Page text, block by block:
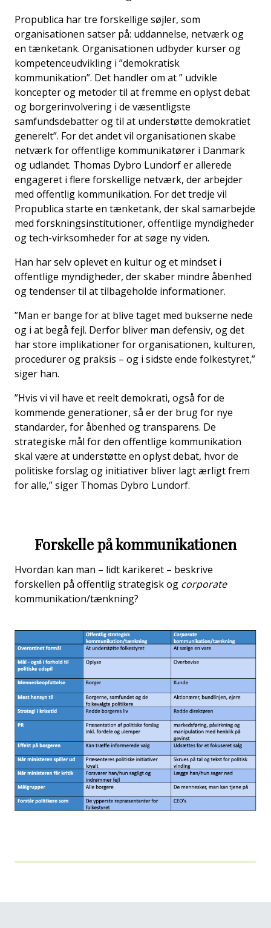
Propublica har tre forskellige søjler, som
organisationen satser på: uddannelse, netværk og
en tænketank. Organisationen udbyder kurser og
kompetenceudvikling i ”demokratisk
kommunikation”. Det handler om at ” udvikle
koncepter og metoder til at fremme en oplyst debat
og borgerinvolvering i de væsentligste
samfundsdebatter og til at understøtte demokratiet
generelt”. For det andet vil organisationen skabe
netværk for offentlige kommunikatører i Danmark
og udlandet. Thomas Dybro Lundorf er allerede
engageret i flere forskellige netværk, der arbejder
med offentlig kommunikation. For det tredje vil
Propublica starte en tænketank, der skal samarbejde
med forskningsinstitutioner, offentlige myndigheder
og tech-virksomheder for at søge ny viden.
Han har selv oplevet en kultur og et mindset i
offentlige myndigheder, der skaber mindre åbenhed
og tendenser til at tilbageholde informationer.
”Man er bange for at blive taget med bukserne nede
og i at begå fejl. Derfor bliver man defensiv, og det
har store implikationer for organisationen, kulturen,
procedurer og praksis – og i sidste ende folkestyret,”
siger han.
”Hvis vi vil have et reelt demokrati, også for de
kommende generationer, så er der brug for nye
standarder, for åbenhed og transparens. De
strategiske mål for den offentlige kommunikation
skal være at understøtte en oplyst debat, hvor de
politiske forslag og initiativer bliver lagt ærligt frem
for alle,” siger Thomas Dybro Lundorf.
Forskelle på kommunikationen
Hvordan kan man – lidt karikeret – beskrive
forskellen på offentlig strategisk og corporate
kommunikation/tænkning?